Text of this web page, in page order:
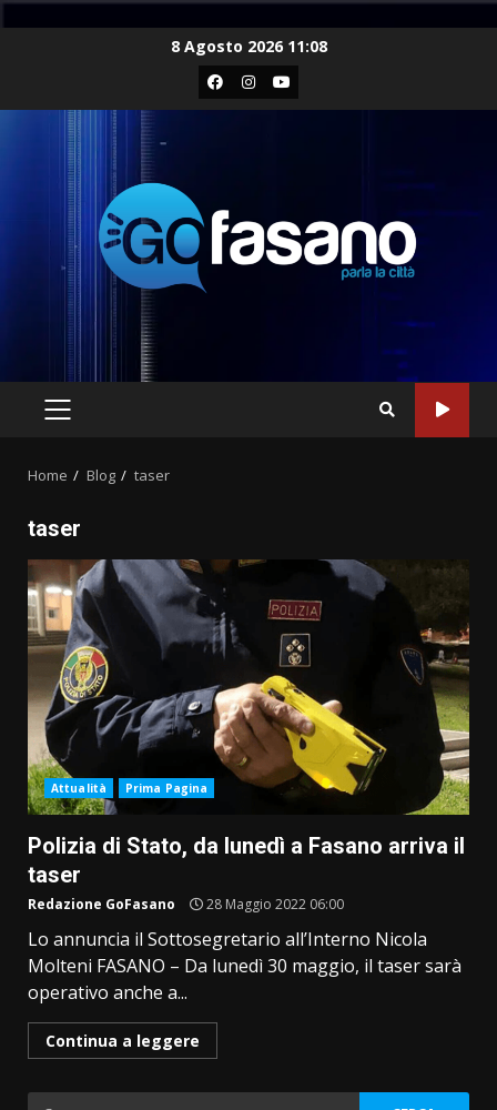
8 Agosto 2026 11:08
Facebook
Instagram
Youtube
PRIMARY
Home Blog taser
taser
Attualità Prima Pagina
Polizia di Stato, da lunedì a Fasano arriva il
taser
Redazione GoFasano 28 Maggio 2022 06:00
Lo annuncia il Sottosegretario all’Interno Nicola
Molteni FASANO – Da lunedì 30 maggio, il taser sarà
operativo anche a...
Continua a leggere
Ricerca